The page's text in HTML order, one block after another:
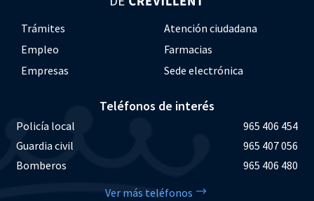
Trámites
Atención ciudadana
Empleo
Farmacias
Empresas
Sede electrónica
Teléfonos de interés
Policía local
965 406 454
Guardia civil
965 407 056
Bomberos
965 406 480
Ver más teléfonos